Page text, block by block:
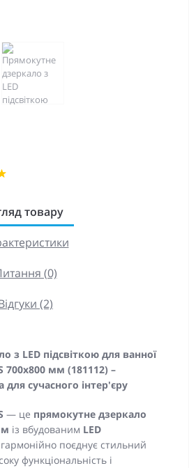
товару
(0)
(2)
з LED підсвіткою для ванної
700x800 мм (181112) –
сучасного інтер'єру
— це прямокутне дзеркало
із вбудованим LED
поєднує стильний
функціональність і